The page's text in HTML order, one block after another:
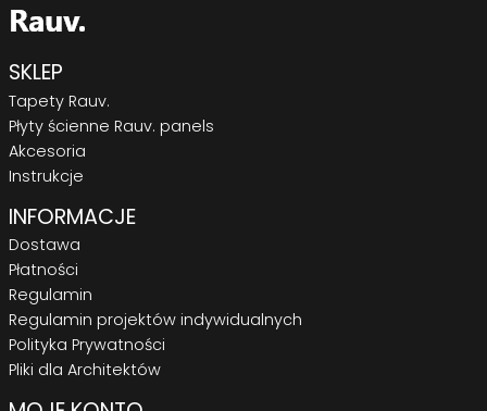
SKLEP
Tapety Rauv.
Płyty ścienne Rauv. panels
Akcesoria
Instrukcje
INFORMACJE
Dostawa
Płatności
Regulamin
Regulamin projektów indywidualnych
Polityka Prywatności
Pliki dla Architektów